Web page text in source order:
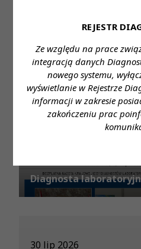
REJESTR
Ze względu na prace
integracją danych
nowego systemu,
wyświetlanie w Rejestrze
informacji w zakresie
zakończeniu prac
6 sie 2026
Komunikat Prezes
Diagnosta
30 lip 2026